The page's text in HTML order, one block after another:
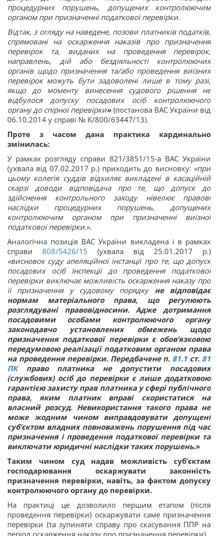
процедурних порушень, допущених контролюючим
органом при призначенні податкової перевірки.
Відтак, з огляду на наведене, позови платників податків,
спрямовані на оскарження наказів про призначення
перевірок та, виданих на проведення перевірок,
направлень, дій або бездіяльності контролюючих
органів щодо призначення та/або проведення виїзних
перевірок можуть бути задоволені лише в тому разі,
якщо до моменту винесення судового рішення не
відбулося допуску посадових осіб контролюючого
органу до спірної перевірки» (постанова ВАС України від
06.10.2014 у справі № К/800/63447/13).
Проте з часом дана практика кардинально
змінилась:
У рамках розгляду справи 821/3851/15-а ВАС України
(ухвала від 07.02.2017 р.) приходить до висновку: «при
цьому колегія суддів відхиляє викладені в касаційній
скарзі доводи відповідача про те, що допуск до
здійснення контрольного заходу нівелює правові
наслідки процедурних порушень, допущених
контролюючим органом при призначенні виїзної
податкової перевірки.».
Аналогічна позиція ВАС України викладена і в рамках
справи 808/5426/15 (ухвала від 25.01.2017 р.)
«висновок суду апеляційної інстанції про те, що допуск
посадових осіб Інспекції до проведення податкової
перевірки виключає можливість оскарження наказу про
її призначення у судовому порядку не відповідає
нормам матеріального права, що регулюють
розглядувані правовідносини. Адже дотримання
посадовими особами контролюючого органу
законодавчо установлених обмежень щодо
призначення податкової перевірки є обов’язковою
передумовою реалізації податковим органом права
на проведення перевірки. Передбачене п. 81.1 ст. 81
ПКправо платника не допустити посадових
(службових) осіб до перевірки є лише додатковою
гарантією захисту прав платника у сфері публічного
права, яким платник вправі скористатися на
власний розсуд. Невикористання такого права не
може жодним чином виправдовувати допущені
суб’єктом владних повноважень порушення під час
призначення і проведення податкової перевірки та
виключати юридичні наслідки таких порушень.»
Таким чином суд надав можливість суб’єктам
господарювання оскаржувати законність
призначення перевірки, навіть, за фактом допуску
контролюючого органу до перевірки.
На практиці це дозволило першим етапом (після
проведення перевірки) оскаржувати саме призначення
перевірки (та зупиняти справу про скасування ППР на
період оскарження наказу про призначення перевірки).